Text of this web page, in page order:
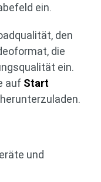
ein.
den
die
ein.
auf Start
und